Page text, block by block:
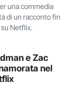
una commedia
di un racconto fin
Netflix.
e Zac
nel